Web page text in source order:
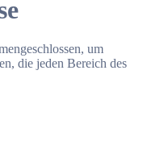
um
die jeden Bereich des